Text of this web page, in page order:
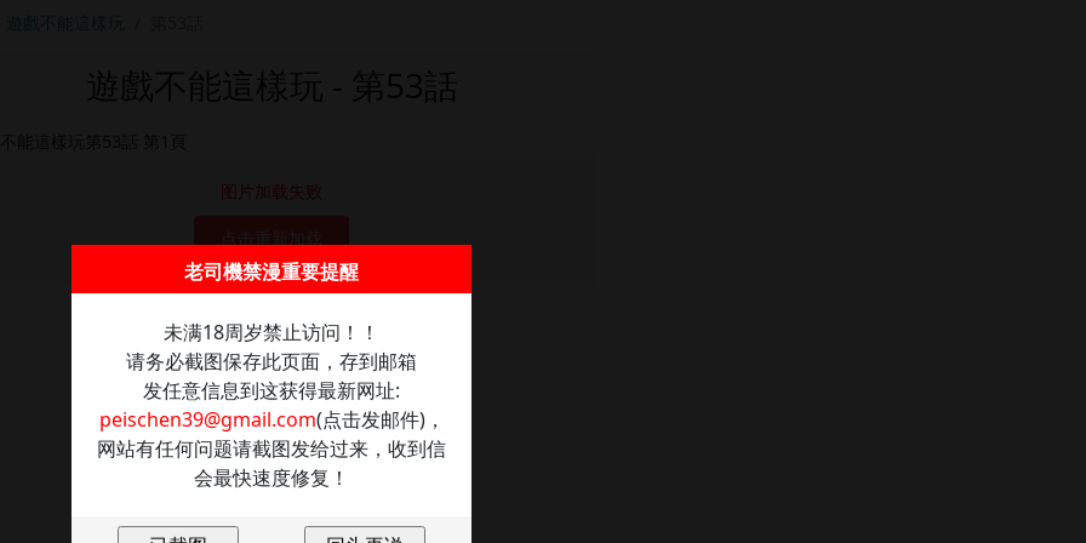
遊戲不能這樣玩
图片加载失败
老司機禁漫重要提醒
未满18周岁禁止访问！！
请务必截图保存此页面，存到邮箱
发任意信息到这获得最新网址:
peischen39@gmail.com(点击发邮件)，
网站有任何问题请截图发给过来，收到信
会最快速度修复！